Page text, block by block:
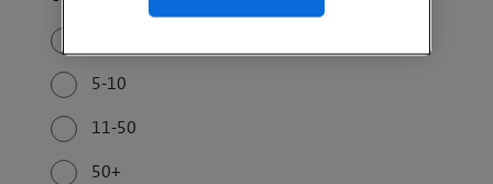
5-10
11-50
50+